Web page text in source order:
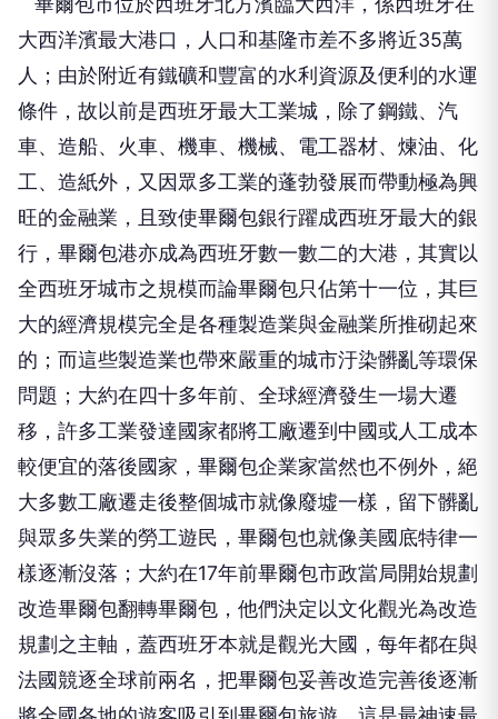
大西洋濱最大港口，人口和基隆市差不多將近35萬
人；由於附近有鐵礦和豐富的水利資源及便利的水運
條件，故以前是西班牙最大工業城，除了鋼鐵、汽
車、造船、火車、機車、機械、電工器材、煉油、化
工、造紙外，又因眾多工業的蓬勃發展而帶動極為興
旺的金融業，且致使畢爾包銀行躍成西班牙最大的銀
行，畢爾包港亦成為西班牙數一數二的大港，其實以
全西班牙城市之規模而論畢爾包只佔第十一位，其巨
大的經濟規模完全是各種製造業與金融業所推砌起來
的；而這些製造業也帶來嚴重的城市汙染髒亂等環保
問題；大約在四十多年前、全球經濟發生一場大遷
移，許多工業發達國家都將工廠遷到中國或人工成本
較便宜的落後國家，畢爾包企業家當然也不例外，絕
大多數工廠遷走後整個城市就像廢墟一樣，留下髒亂
與眾多失業的勞工遊民，畢爾包也就像美國底特律一
樣逐漸沒落；大約在17年前畢爾包市政當局開始規劃
改造畢爾包翻轉畢爾包，他們決定以文化觀光為改造
規劃之主軸，蓋西班牙本就是觀光大國，每年都在與
法國競逐全球前兩名，把畢爾包妥善改造完善後逐漸